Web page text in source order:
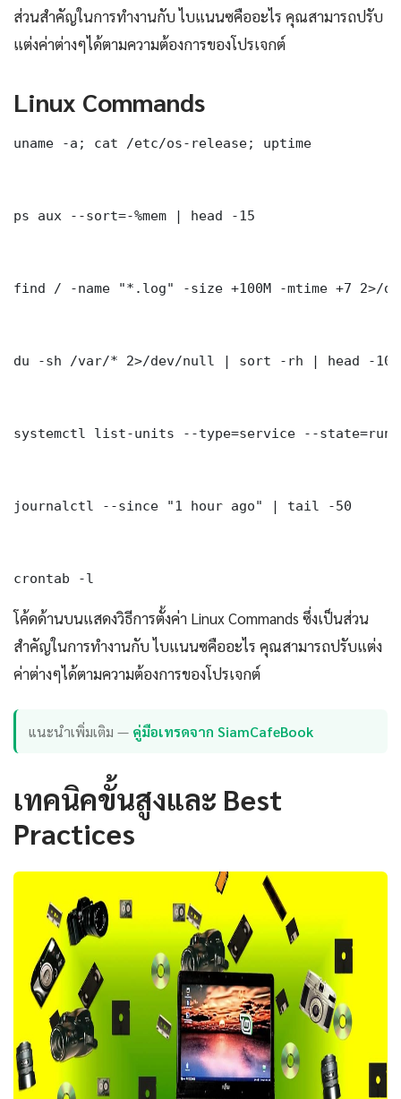
ส่วนสำคัญในการทำงานกับ ไบแนนซคืออะไร คุณสามารถปรับ
แต่งค่าต่างๆได้ตามความต้องการของโปรเจกต์
Linux Commands
uname -a; cat /etc/os-release; uptime
ps aux --sort=-%mem | head -15
find / -name "*.log" -size +100M -mtime +7 2>/
du -sh /var/* 2>/dev/null | sort -rh | head -10
systemctl list-units --type=service --
journalctl --since "1 hour ago" | tail -50
crontab -l
โค้ดด้านบนแสดงวิธีการตั้งค่า Linux Commands ซึ่งเป็นส่วน
สำคัญในการทำงานกับ ไบแนนซคืออะไร คุณสามารถปรับแต่ง
ค่าต่างๆได้ตามความต้องการของโปรเจกต์
แนะนำเพิ่มเติม — คู่มือเทรดจาก SiamCafeBook
เทคนิคขั้นสูงและ Best
Practices